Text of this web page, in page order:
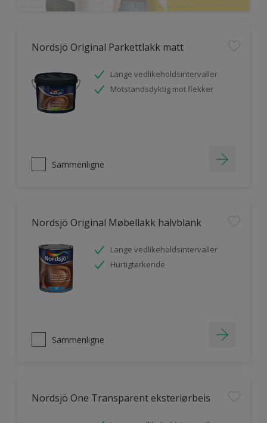
Nordsjö Original Parkettlakk matt
Lange vedlikeholdsintervaller
Motstandsdyktig mot flekker
Sammenligne
Nordsjö Original Møbellakk halvblank
Lange vedlikeholdsintervaller
Hurtigtørkende
Sammenligne
Nordsjö One Transparent eksteriørbeis